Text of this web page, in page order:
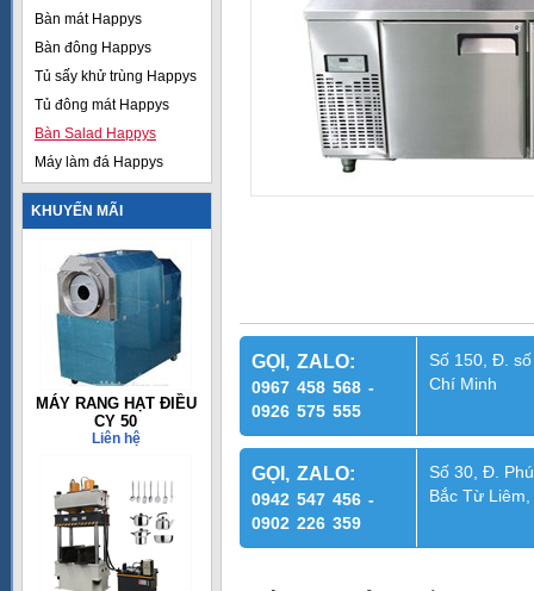
Bàn mát Happys
Bàn đông Happys
Tủ sấy khử trùng Happys
Tủ đông mát Happys
Bàn Salad Happys
Máy làm đá Happys
KHUYẾN MÃI
MÁY RANG HẠT ĐIỀU
CY 50
Liên hệ
GỌI, ZALO:
0967 458 568 -
0926 575 555
Số 150, Đ.
Chí Minh
GỌI, ZALO:
0942 547 456 -
0902 226 359
Số 30, Đ.
Bắc Từ